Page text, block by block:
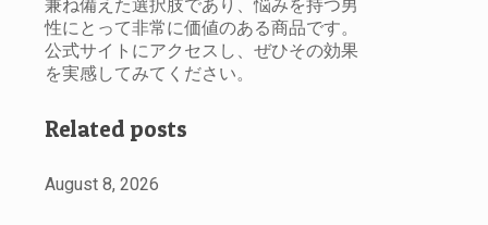
兼ね備えた選択肢であり、悩みを持つ男
性にとって非常に価値のある商品です。
公式サイトにアクセスし、ぜひその効果
を実感してみてください。
Related posts
August 8, 2026